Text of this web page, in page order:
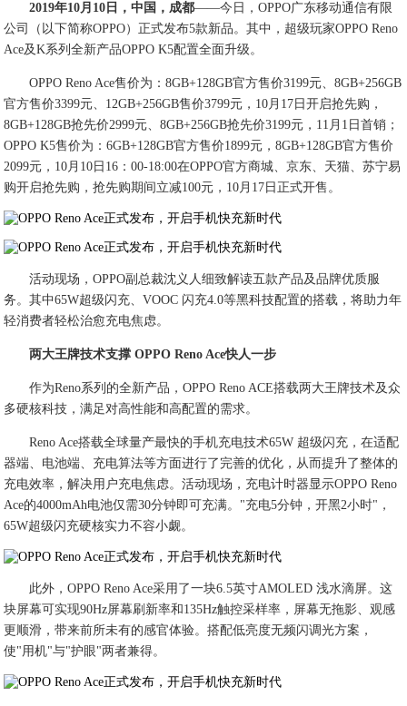
2019年10月10日，中国，成都——今日，OPPO广东移动通信有限
公司（以下简称OPPO）正式发布5款新品。其中，超级玩家OPPO Reno
Ace及K系列全新产品OPPO K5配置全面升级。
OPPO Reno Ace售价为：8GB+128GB官方售价3199元、8GB+256GB
官方售价3399元、12GB+256GB售价3799元，10月17日开启抢先购，
8GB+128GB抢先价2999元、8GB+256GB抢先价3199元，11月1日首销；
OPPO K5售价为：6GB+128GB官方售价1899元，8GB+128GB官方售价
2099元，10月10日16：00-18:00在OPPO官方商城、京东、天猫、苏宁易
购开启抢先购，抢先购期间立减100元，10月17日正式开售。
活动现场，OPPO副总裁沈义人细致解读五款产品及品牌优质服
务。其中65W超级闪充、VOOC 闪充4.0等黑科技配置的搭载，将助力年
轻消费者轻松治愈充电焦虑。
两大王牌技术支撑 OPPO Reno Ace快人一步
作为Reno系列的全新产品，OPPO Reno ACE搭载两大王牌技术及众
多硬核科技，满足对高性能和高配置的需求。
Reno Ace搭载全球量产最快的手机充电技术65W 超级闪充，在适配
器端、电池端、充电算法等方面进行了完善的优化，从而提升了整体的
充电效率，解决用户充电焦虑。活动现场，充电计时器显示OPPO Reno
Ace的4000mAh电池仅需30分钟即可充满。"充电5分钟，开黑2小时"，
65W超级闪充硬核实力不容小觑。
此外，OPPO Reno Ace采用了一块6.5英寸AMOLED 浅水滴屏。这
块屏幕可实现90Hz屏幕刷新率和135Hz触控采样率，屏幕无拖影、观感
更顺滑，带来前所未有的感官体验。搭配低亮度无频闪调光方案，
使"用机"与"护眼"两者兼得。